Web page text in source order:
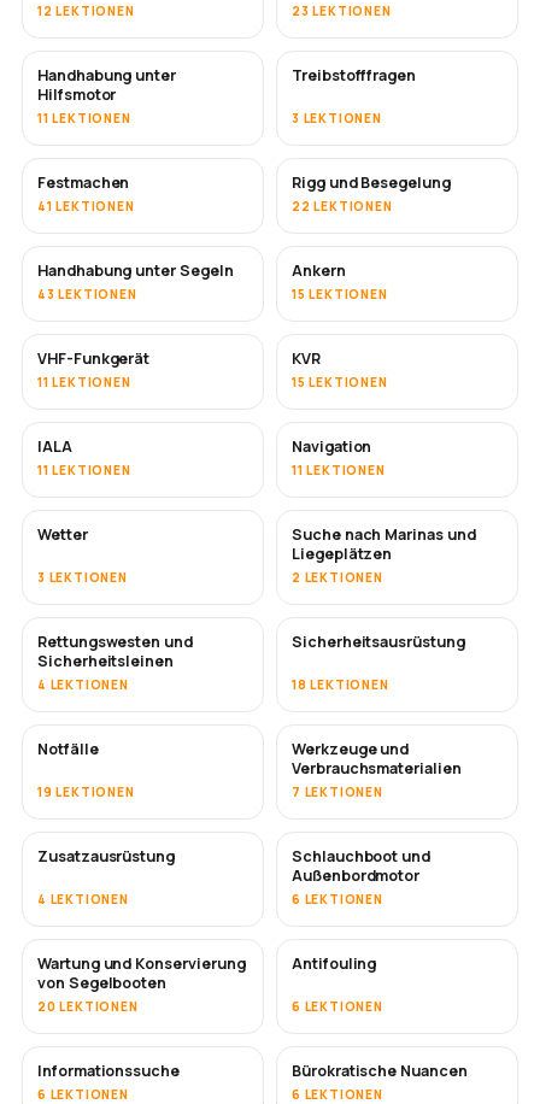
12 LEKTIONEN 23 LEKTIONEN
Handhabung unter
Hilfsmotor
11 LEKTIONEN
Treibstofffragen
3 LEKTIONEN
Festmachen
41 LEKTIONEN
Rigg und Besegelung
22 LEKTIONEN
Handhabung unter Segeln
43 LEKTIONEN
Ankern
15 LEKTIONEN
VHF-Funkgerät
11 LEKTIONEN
KVR
15 LEKTIONEN
IALA
11 LEKTIONEN
Navigation
11 LEKTIONEN
Wetter
3 LEKTIONEN
Suche nach Marinas und
Liegeplätzen
2 LEKTIONEN
Rettungswesten und
Sicherheitsleinen
4 LEKTIONEN
Sicherheitsausrüstung
18 LEKTIONEN
Notfälle
19 LEKTIONEN
Werkzeuge und
Verbrauchsmaterialien
7 LEKTIONEN
Zusatzausrüstung
4 LEKTIONEN
Schlauchboot und
Außenbordmotor
6 LEKTIONEN
Wartung und Konservierung
von Segelbooten
20 LEKTIONEN
BALD
Antifouling
6 LEKTIONEN
Informationssuche
6 LEKTIONEN
Bürokratische Nuancen
6 LEKTIONEN